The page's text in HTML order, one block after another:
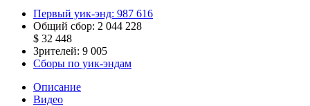
Первый уик-энд: 987 616
Общий сбор: 2 044 228
$ 32 448
Зрителей: 9 005
Сборы по уик-эндам
Описание
Видео